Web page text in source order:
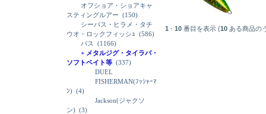
オフショア・ショアキャ
スティングルアー (150)
シーバス・ヒラメ・タチ
ウオ・ロックフィッシｭ (586)
バス
(1166)
+ メタルジグ・タイラバ・
ソフトベイト等 (337)
DUEL
FISHERMAN(ﾌｯｼｬｰﾏ
ﾝ) (4)
Jackson(ジャクソ
ン) (3)
1 - 10 番目を表示 (10 ある商品の